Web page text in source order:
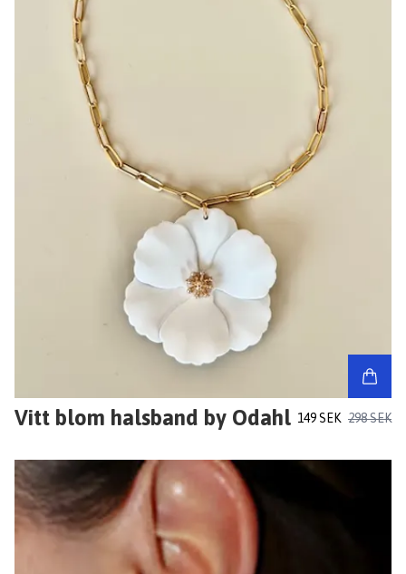
Vitt blom halsband by Odahl 149 SEK 298 SEK